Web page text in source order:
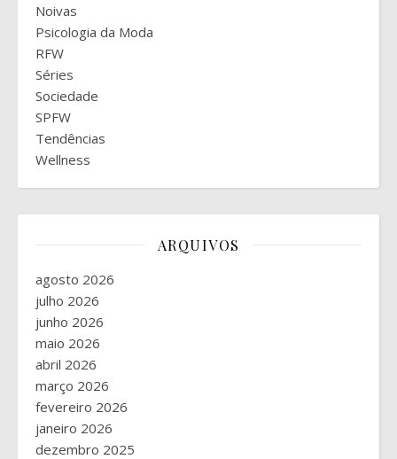
Noivas
Psicologia da Moda
RFW
Séries
Sociedade
SPFW
Tendências
Wellness
ARQUIVOS
agosto 2026
julho 2026
junho 2026
maio 2026
abril 2026
março 2026
fevereiro 2026
janeiro 2026
dezembro 2025